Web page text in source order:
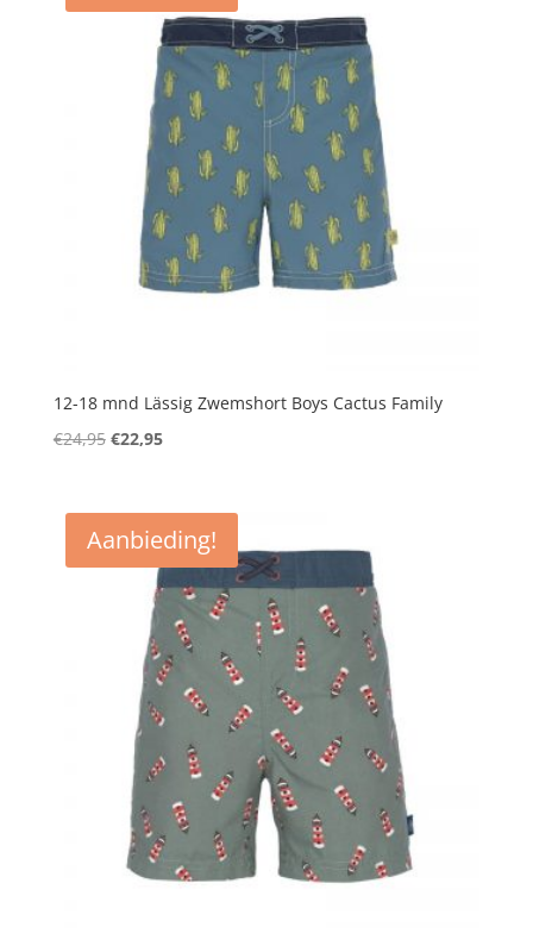
12-18 mnd Lässig Zwemshort Boys Cactus Family
€24,95 Oorspronkelijke
€24,95.
€22,95Huidige
€22,95.
Aanbieding!